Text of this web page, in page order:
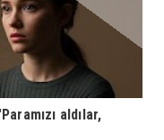
aldılar,